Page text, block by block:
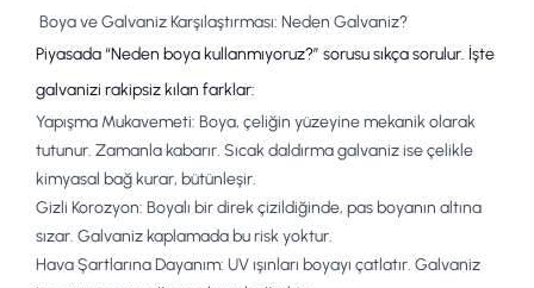
Boya ve Galvaniz Karşılaştırması: Neden Galvaniz?
Piyasada “Neden boya kullanmıyoruz?” sorusu sıkça sorulur. İşte
galvanizi rakipsiz kılan farklar:
Yapışma Mukavemeti: Boya, çeliğin yüzeyine mekanik olarak
tutunur. Zamanla kabarır. Sıcak daldırma galvanizise çelikle
kimyasal bağ kurar, bütünleşir.
Gizli Korozyon: Boyalı bir direk çizildiğinde, pas boyanın altına
sızar. Galvaniz kaplamada bu risk yoktur.
Hava Şartlarına Dayanım: UV ışınları boyayı çatlatır. Galvaniz